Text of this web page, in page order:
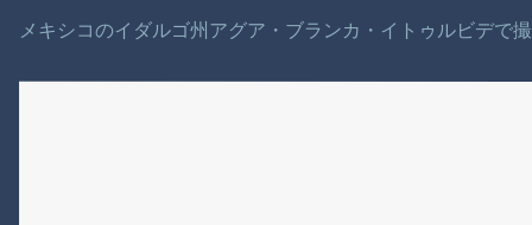
メキシコのイダルゴ州アグア・ブランカ・イトゥルビデで